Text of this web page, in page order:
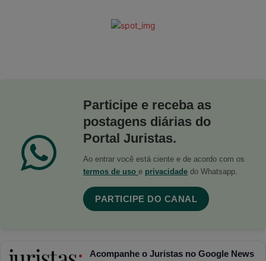
Participe e receba as
postagens diárias do
Portal Juristas.
Ao entrar você está ciente e de acordo com os
termos de uso e privacidade do Whatsapp.
PARTICIPE DO CANAL
Acompanhe o Juristas no Google News